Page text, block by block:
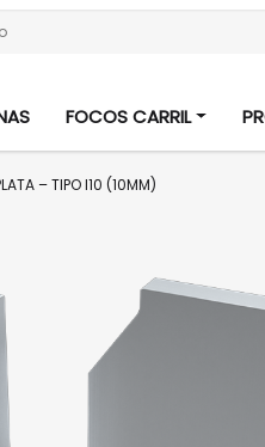
FOCOS CARRIL
– TIPO I10 (10MM)